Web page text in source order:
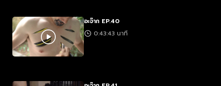
อะจ๊าก EP.40
0:43:43 นาที